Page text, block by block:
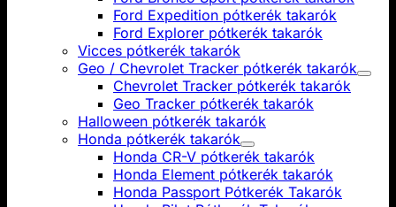
Ford Expedition pótkerék takarók
Ford Explorer pótkerék takarók
Vicces pótkerék takarók
Geo / Chevrolet Tracker pótkerék takarók
Chevrolet Tracker pótkerék takarók
Geo Tracker pótkerék takarók
Halloween pótkerék takarók
Honda pótkerék takarók
Honda CR-V pótkerék takarók
Honda Element pótkerék takarók
Honda Passport Pótkerék Takarók